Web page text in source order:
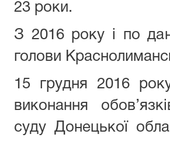
23 роки.
З 2016 року і по
голови
15 грудня 2016
виконання
суду Донецької